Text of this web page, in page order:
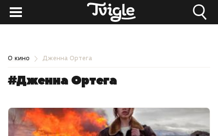
О кино Дженна Ортега
#Дженна Ортега